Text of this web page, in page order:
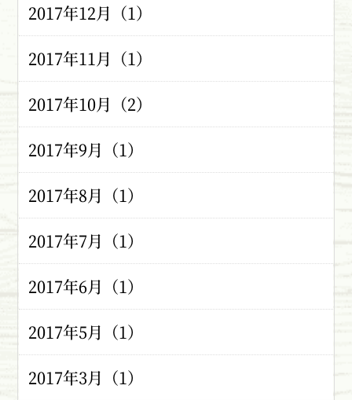
2017年12月（1）
2017年11月（1）
2017年10月（2）
2017年9月（1）
2017年8月（1）
2017年7月（1）
2017年6月（1）
2017年5月（1）
2017年3月（1）